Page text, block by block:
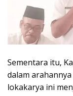
Sementara itu,
dalam
lokakarya ini